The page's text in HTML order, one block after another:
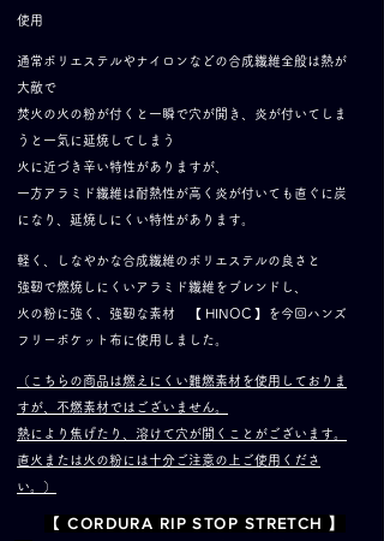
使用
通常ポリエステルやナイロンなどの合成繊維全般は熱が
大敵で
焚火の火の粉が付くと一瞬で穴が開き、炎が付いてしま
うと一気に延焼してしまう
火に近づき辛い特性がありますが、
一方アラミド繊維は耐熱性が高く炎が付いても直ぐに炭
になり、延焼しにくい特性があります。
軽く、しなやかな合成繊維のポリエステルの良さと
強靭で燃焼しにくいアラミド繊維をブレンドし、
火の粉に強く、強靭な素材 【 HINOC 】を今回ハンズ
フリーポケット布に使用しました。
（こちらの商品は燃えにくい難燃素材を使用しておりま
すが、不燃素材ではございません。
熱により焦げたり、溶けて穴が開くことがございます。
直火または火の粉には十分ご注意の上ご使用くださ
い。）
【 ​ CORDURA RIP STOP STRETCH 】